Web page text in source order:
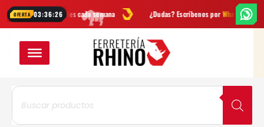
OFERTA 03:36:25
cada semana ¿Dudas? Escríbenos porWhatsApp Envío
Búsqueda
productos